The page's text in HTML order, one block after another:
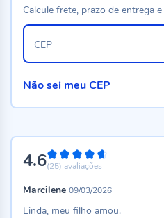
4.692%
(25) avaliações
Marcilene 09/03/2026
Linda, meu filho amou.
Calcule frete, prazo de entrega
CEP
Não sei meu CEP